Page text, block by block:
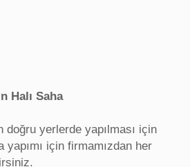
Halı Saha
doğru yerlerde yapılması için
yapımı için firmamızdan her